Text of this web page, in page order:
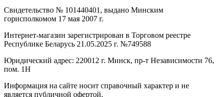
Свидетельство № 101440401, выдано Минским
горисполкомом 17 мая 2007 г.
Интернет-магазин зарегистрирован в Торговом реестре
Республике Беларусь 21.05.2025 г. №749588
Юридический адрес: 220012 г. Минск, пр-т Независимости 76,
пом. 1Н
Информация на сайте носит справочный характер и не
является публичной офертой.